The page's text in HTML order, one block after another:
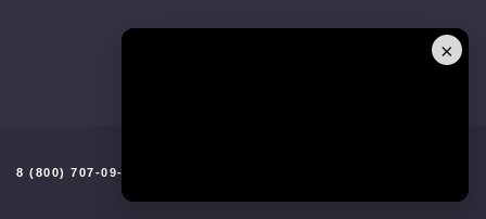
8 (800) 707-09-96
×